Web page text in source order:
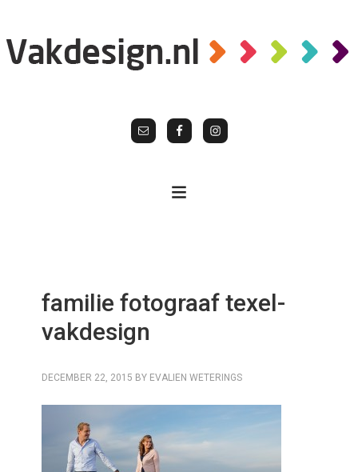
familie fotograaf texel-
vakdesign
DECEMBER 22, 2015 BY EVALIEN WETERINGS